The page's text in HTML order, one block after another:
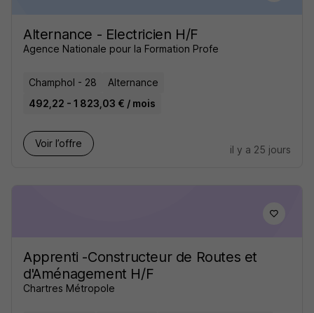
Alternance - Electricien H/F
Agence Nationale pour la Formation Profe
Champhol - 28
Alternance
492,22 - 1 823,03 € / mois
Voir l’offre
il y a 25 jours
Apprenti -Constructeur de Routes et
d'Aménagement H/F
Chartres Métropole